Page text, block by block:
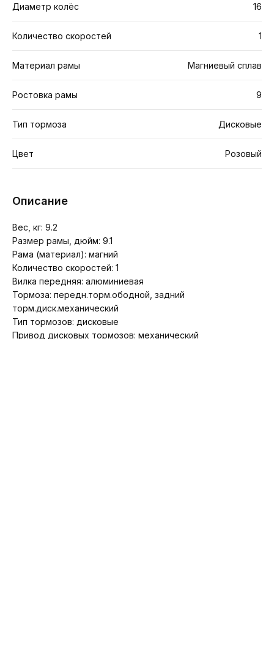
Описание
Вес, кг: 9.2
Размер рамы, дюйм: 9.1
Рама (материал): магний
Количество скоростей: 1
Вилка передняя: алюминиевая
Тормоза: передн.торм.ободной, задний
торм.диск.механический
Тип тормозов: дисковые
Привод дисковых тормозов: механический
Диаметр колёс 16
Количество скоростей 1
Материал рамы Магниевый сплав
Ростовка рамы 9
Тип тормоза Дисковые
Цвет Розовый